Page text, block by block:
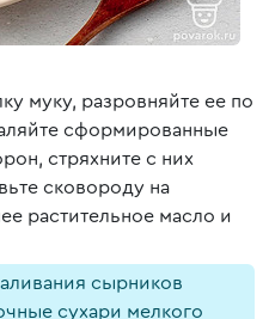
муку, разровняйте ее по
сформированные
стряхните с них
сковороду на
растительное масло и
сырников
сухари мелкого